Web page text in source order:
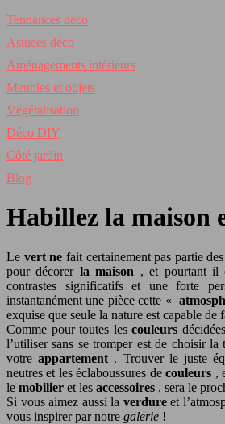
Tendances déco
Astuces déco
Aménagements intérieurs
Meubles et objets
Végétalisation
Déco DIY
Côté jardin
Blog
Habillez la maison
Le vert ne fait certainement pas partie
pour décorer la maison , et pourtant il
contrastes significatifs et une forte
instantanément une pièce cette «
exquise que seule la nature est capable de
Comme pour toutes lescouleurs décidées
l’utiliser sans se tromper est de choisir
votreappartement . Trouver le juste
neutres et les éclaboussures decouleurs ,
le mobilier et les accessoires , sera le
Si vous aimez aussi la verdureet
vous inspirer par notre galerie !